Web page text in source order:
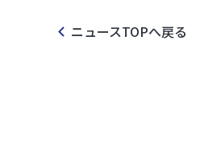
ニュースTOPへ戻る